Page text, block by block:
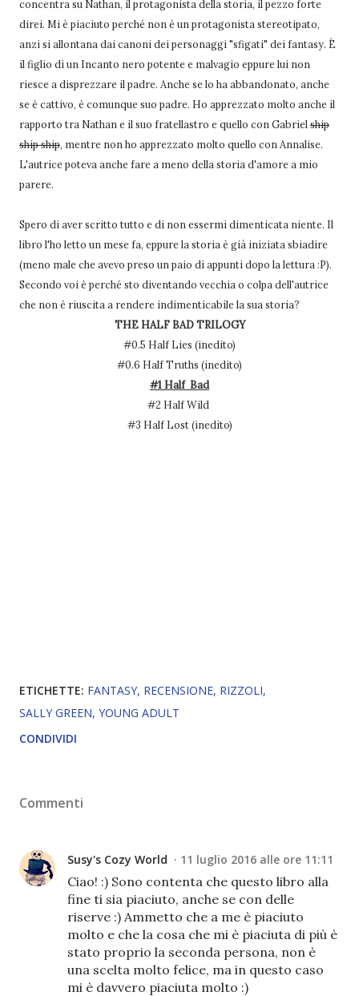
concentra su Nathan, il protagonista della storia, il pezzo forte
direi. Mi è piaciuto perché non è un protagonista stereotipato,
anzi si allontana dai canoni dei personaggi "sfigati" dei fantasy. È
il figlio di un Incanto nero potente e malvagio eppure lui non
riesce a disprezzare il padre. Anche se lo ha abbandonato, anche
se è cattivo, è comunque suo padre. Ho apprezzato molto anche il
rapporto tra Nathan e il suo fratellastro e quello con Gabriel ship
ship ship, mentre non ho apprezzato molto quello con Annalise.
L'autrice poteva anche fare a meno della storia d'amore a mio
parere.
Spero di aver scritto tutto e di non essermi dimenticata niente. Il
libro l'ho letto un mese fa, eppure la storia è già iniziata sbiadire
(meno male che avevo preso un paio di appunti dopo la lettura :P).
Secondo voi è perché sto diventando vecchia o colpa dell'autrice
che non è riuscita a rendere indimenticabile la sua storia?
THE HALF BAD TRILOGY
#0.5 Half Lies (inedito)
#0.6 Half Truths (inedito)
#1 Half Bad
#2 Half Wild
#3 Half Lost (inedito)
ETICHETTE: FANTASY RECENSIONE RIZZOLI
SALLY GREEN YOUNG ADULT
CONDIVIDI
Commenti
Susy's Cozy World 11 luglio 2016 alle ore 11:11
Ciao! :) Sono contenta che questo libro alla
fine ti sia piaciuto, anche se con delle
riserve :) Ammetto che a me è piaciuto
molto e che la cosa che mi è piaciuta di più è
stato proprio la seconda persona, non è
una scelta molto felice, ma in questo caso
mi è davvero piaciuta molto :)